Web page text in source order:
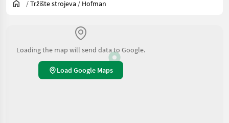
/Tržište strojeva / Hofman
Loading the map will send data to Google.
Load Google Maps